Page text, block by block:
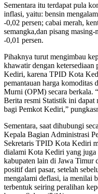
Sementara itu terdapat pula
inflasi, yaitu: bensin
-0,02 persen; cabai merah,
semangka,dan pisang
-0,01 persen.
Pihaknya turut mengimbau
khawatir dengan ketersediaan
Kediri, karena TPID Kota
pemantauan harga komoditas
Murni (OPM) secara berkala.
Berita resmi Statistik ini dapat
bagi Pemkot Kediri,”
Sementara, saat dihubungi
Kepala Bagian Administrasi
Sekretaris TPID Kota Kediri
dialami Kota Kediri yang juga
kabupaten lain di Jawa Timur
positif dari pasar, setelah
mengalami deflasi, ia menilai
terbentuk seiring peralihan